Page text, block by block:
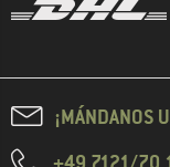
¡MÁNDANOS